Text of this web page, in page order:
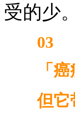
受的少。
03
「癌症
但它带